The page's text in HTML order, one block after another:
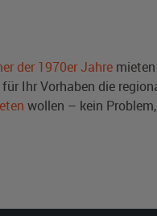
der 1970er Jahre
Ihr Vorhaben die
wollen – kein